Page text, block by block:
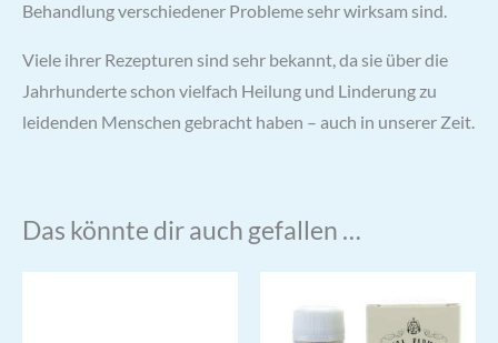
Behandlung verschiedener Probleme sehr wirksam sind.
Viele ihrer Rezepturen sind sehr bekannt, da sie über die
Jahrhunderte schon vielfach Heilung und Linderung zu
leidenden Menschen gebracht haben – auch in unserer Zeit.
Das könnte dir auch gefallen …